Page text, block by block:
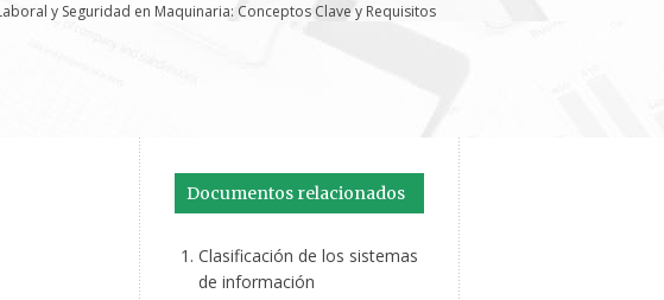
y Seguridad en Maquinaria: Conceptos Clave y Requisitos
Documentos relacionados
Clasificación de los sistemas
de información